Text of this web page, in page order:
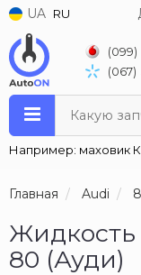
UA RU
(099)
(067)
Какую
Например: маховик
Главная Audi
Жидкость
80 (Ауди)